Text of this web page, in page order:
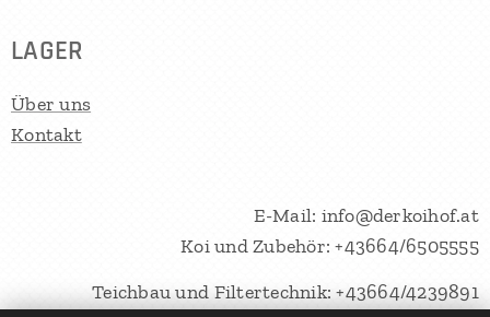
LAGER
Über uns
Kontakt
E-Mail: info@derkoihof.at
Koi und Zubehör: +43664/6505555
Teichbau und Filtertechnik: +43664/4239891